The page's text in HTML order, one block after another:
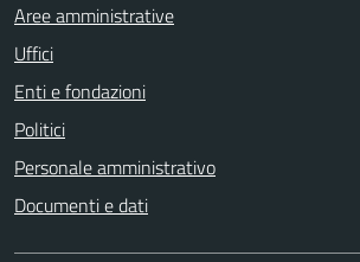
Aree amministrative
Uffici
Enti e fondazioni
Politici
Personale amministrativo
Documenti e dati